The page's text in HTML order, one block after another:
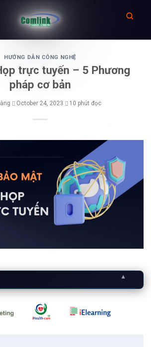
HƯỚNG DẪN CÔNG NGHỆ
trực tuyến – 5 Phương
pháp cơ bản
October 24, 2023 10 phút đọc
▲
trực tuyến để làm gì